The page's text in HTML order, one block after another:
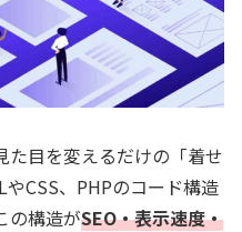
目を変えるだけの「着せ
CSS、PHPのコード構造
の構造がSEO・表示速度・